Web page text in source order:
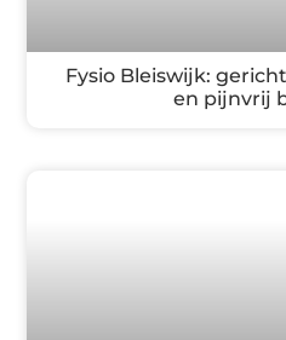
Fysio Bleiswijk:
en pijnvrij